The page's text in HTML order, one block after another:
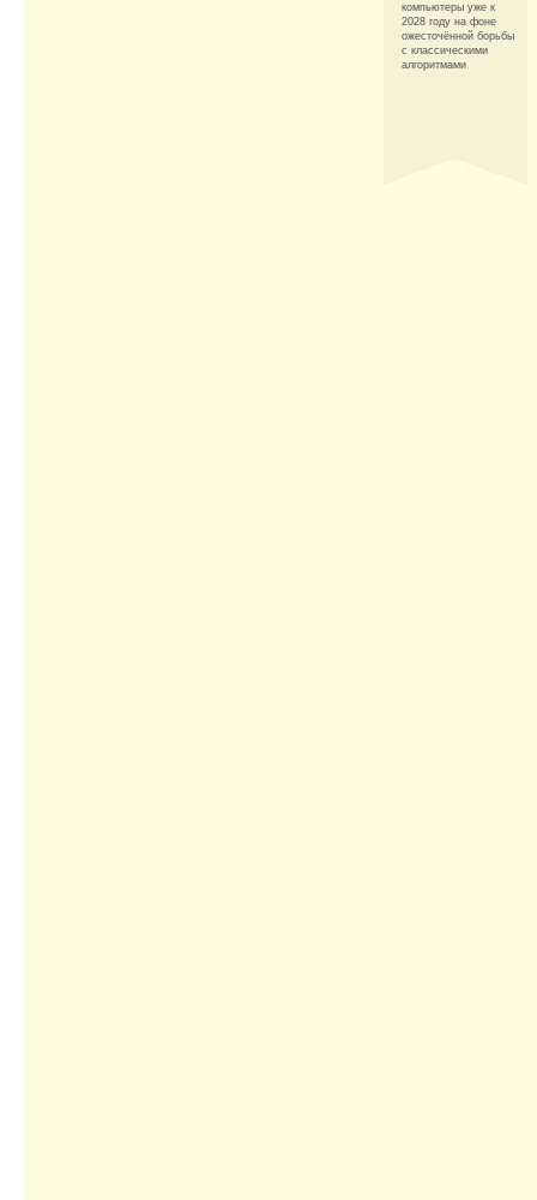
компьютеры уже к
2028 году на фоне
ожесточённой борьбы
с классическими
алгоритмами